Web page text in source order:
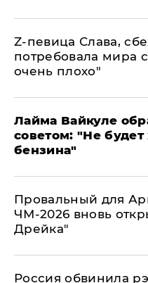
Z-певица Слава,
потребовала мира
очень плохо"
Лайма Вайкуле
советом: "Не будет
бензина"
Провальный для
ЧМ-2026 вновь
Дрейка"
Россия обвинила